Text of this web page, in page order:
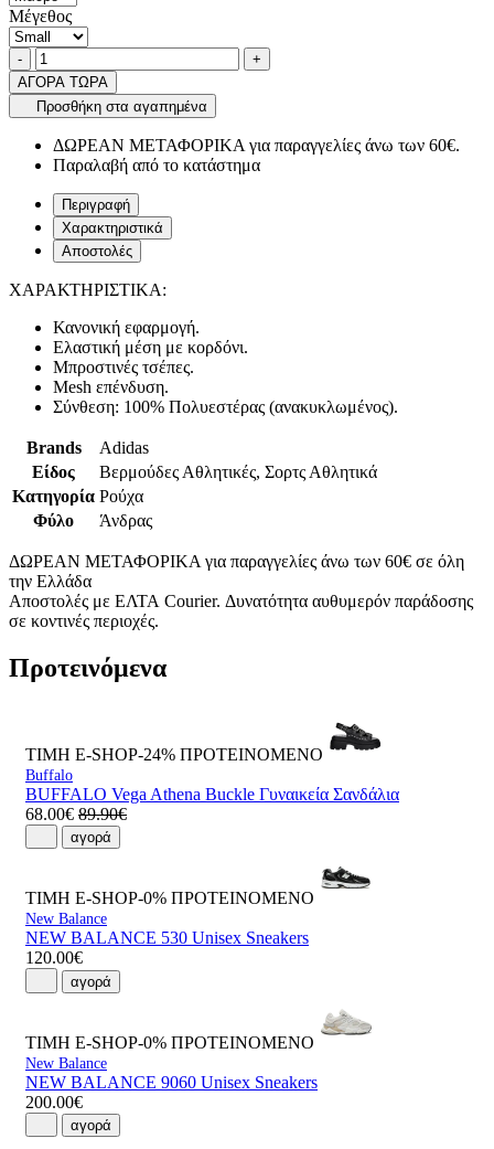
Μέγεθος
Ποσότητα
-product.increase.quantity +
ΑΓΟΡΑ ΤΩΡΑ
Προσθήκη στα αγαπημένα
ΔΩΡΕΑΝ ΜΕΤΑΦΟΡΙΚΑ για παραγγελίες άνω των 60€.
Παραλαβή από το κατάστημα
Περιγραφή
Χαρακτηριστικά
Αποστολές
ΧΑΡΑΚΤΗΡΙΣΤΙΚΑ:
Κανονική εφαρμογή.
Ελαστική μέση με κορδόνι.
Μπροστινές τσέπες.
Mesh επένδυση.
Σύνθεση: 100% Πολυεστέρας (ανακυκλωμένος).
Brands
Adidas
Είδος
Βερμούδες Αθλητικές, Σορτς Αθλητικά
Κατηγορία Ρούχα
Φύλο
Άνδρας
ΔΩΡΕΑΝ ΜΕΤΑΦΟΡΙΚΑ για παραγγελίες άνω των 60€ σε όλη
την Ελλάδα
Αποστολές με ΕΛΤΑ Courier. Δυνατότητα αυθυμερόν παράδοσης
σε κοντινές περιοχές.
Προτεινόμενα
ΤΙΜΗ E-SHOP-24% ΠΡΟΤΕΙΝΟΜΕΝΟ
Buffalo
BUFFALO Vega Athena Buckle Γυναικεία Σανδάλια
68.00€ 89.90€
αγορά
ΤΙΜΗ E-SHOP-0% ΠΡΟΤΕΙΝΟΜΕΝΟ
New Balance
NEW BALANCE 530 Unisex Sneakers
120.00€
αγορά
ΤΙΜΗ E-SHOP-0% ΠΡΟΤΕΙΝΟΜΕΝΟ
New Balance
NEW BALANCE 9060 Unisex Sneakers
200.00€
αγορά